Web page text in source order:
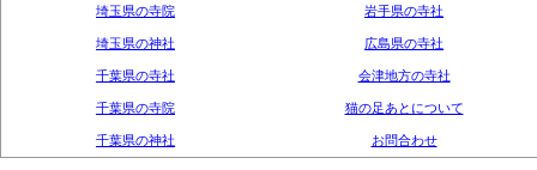
埼玉県の寺院
埼玉県の神社
千葉県の寺社
千葉県の寺院
千葉県の神社
岩手県の寺社
広島県の寺社
会津地方の寺社
猫の足あとについて
お問合わせ